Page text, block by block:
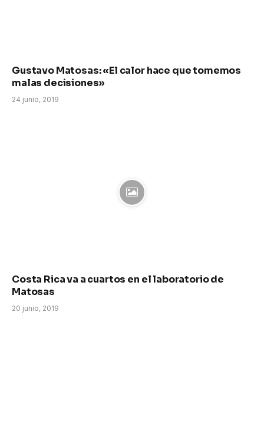
Gustavo Matosas: «El calor hace que tomemos
malas decisiones»
24 junio, 2019
Costa Rica va a cuartos en el laboratorio de
Matosas
20 junio, 2019